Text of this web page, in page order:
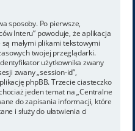
sposoby. Po pierwsze,
Interu” powoduje, że aplikacja
małymi plikami tekstowymi
twojej przeglądarki.
użytkownika zwany
zwany „session-id”,
phpBB. Trzecie ciasteczko
jeden temat na „Centralne
do zapisania informacji, które
i służy do ułatwienia ci